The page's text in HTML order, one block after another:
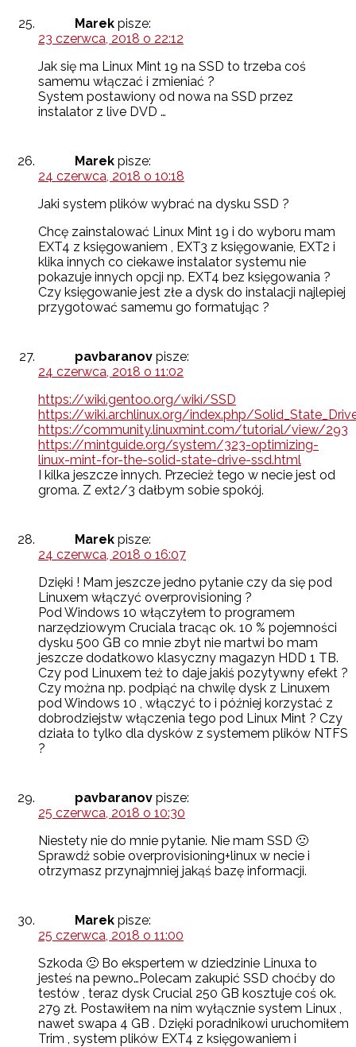
Marek pisze:
23 czerwca, 2018 o 22:12
Jak się ma Linux Mint 19 na SSD to trzeba coś
samemu włączać i zmieniać ?
System postawiony od nowa na SSD przez
instalator z live DVD …
Marek pisze:
24 czerwca, 2018 o 10:18
Jaki system plików wybrać na dysku SSD ?
Chcę zainstalować Linux Mint 19 i do wyboru mam
EXT4 z księgowaniem , EXT3 z księgowanie, EXT2 i
klika innych co ciekawe instalator systemu nie
pokazuje innych opcji np. EXT4 bez księgowania ?
Czy księgowanie jest złe a dysk do instalacji najlepiej
przygotować samemu go formatując ?
pavbaranov pisze:
24 czerwca, 2018 o 11:02
https://wiki.gentoo.org/wiki/SSD
https://wiki.archlinux.org/index.php/
https://community.linuxmint.com/tutorial/view/293
https://mintguide.org/system/323-optimizing-
linux-mint-for-the-solid-state-drive-ssd.html
I kilka jeszcze innych. Przecież tego w necie jest od
groma. Z ext2/3 dałbym sobie spokój.
Marek pisze:
24 czerwca, 2018 o 16:07
Dzięki ! Mam jeszcze jedno pytanie czy da się pod
Linuxem włączyć overprovisioning ?
Pod Windows 10 włączyłem to programem
narzędziowym Cruciala tracąc ok. 10 % pojemności
dysku 500 GB co mnie zbyt nie martwi bo mam
jeszcze dodatkowo klasyczny magazyn HDD 1 TB.
Czy pod Linuxem też to daje jakiś pozytywny efekt ?
Czy można np. podpiąć na chwilę dysk z Linuxem
pod Windows 10 , włączyć to i później korzystać z
dobrodziejstw włączenia tego pod Linux Mint ? Czy
działa to tylko dla dysków z systemem plików NTFS
?
pavbaranov pisze:
25 czerwca, 2018 o 10:30
Niestety nie do mnie pytanie. Nie mam SSD 🙁
Sprawdź sobie overprovisioning+linux w necie i
otrzymasz przynajmniej jakąś bazę informacji.
Marek pisze:
25 czerwca, 2018 o 11:00
Szkoda 🙁 Bo ekspertem w dziedzinie Linuxa to
jesteś na pewno…Polecam zakupić SSD choćby do
testów , teraz dysk Crucial 250 GB kosztuje coś ok.
279 zł. Postawiłem na nim wyłącznie system Linux ,
nawet swapa 4 GB . Dzięki poradnikowi uruchomiłem
Trim , system plików EXT4 z księgowaniem i